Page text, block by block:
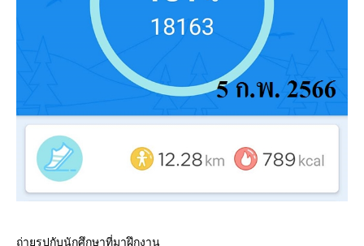
ถ่ายรูปกับนักศึกษาที่มาฝึกงาน